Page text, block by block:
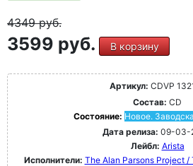
4349руб.
3599 руб. В корзину
Артикул: CDVP
Состав: CD
Состояние: Новое.
Дата релиза: 09-03-
Лейбл: Arista
Исполнители: The Alan Parsons Project